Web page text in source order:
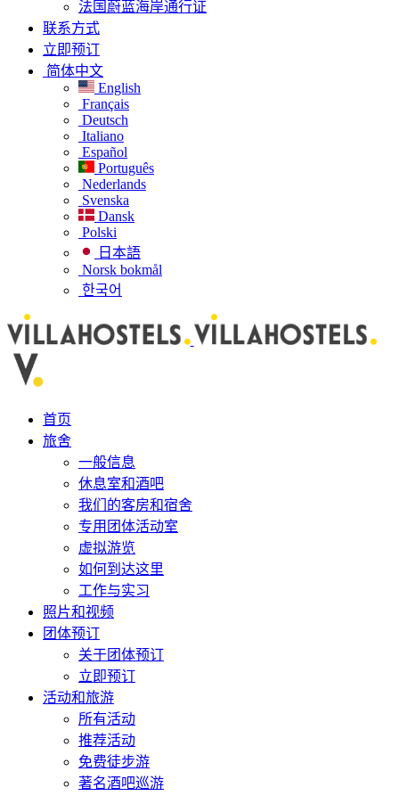
法国蔚蓝海岸通行证
联系方式
立即预订
简体中文
English
Français
Deutsch
Italiano
Español
Português
Nederlands
Svenska
Dansk
Polski
日本語
Norsk bokmål
한국어
首页
旅舍
一般信息
休息室和酒吧
我们的客房和宿舍
专用团体活动室
虚拟游览
如何到达这里
工作与实习
照片和视频
团体预订
关于团体预订
立即预订
活动和旅游
所有活动
推荐活动
免费徒步游
著名酒吧巡游